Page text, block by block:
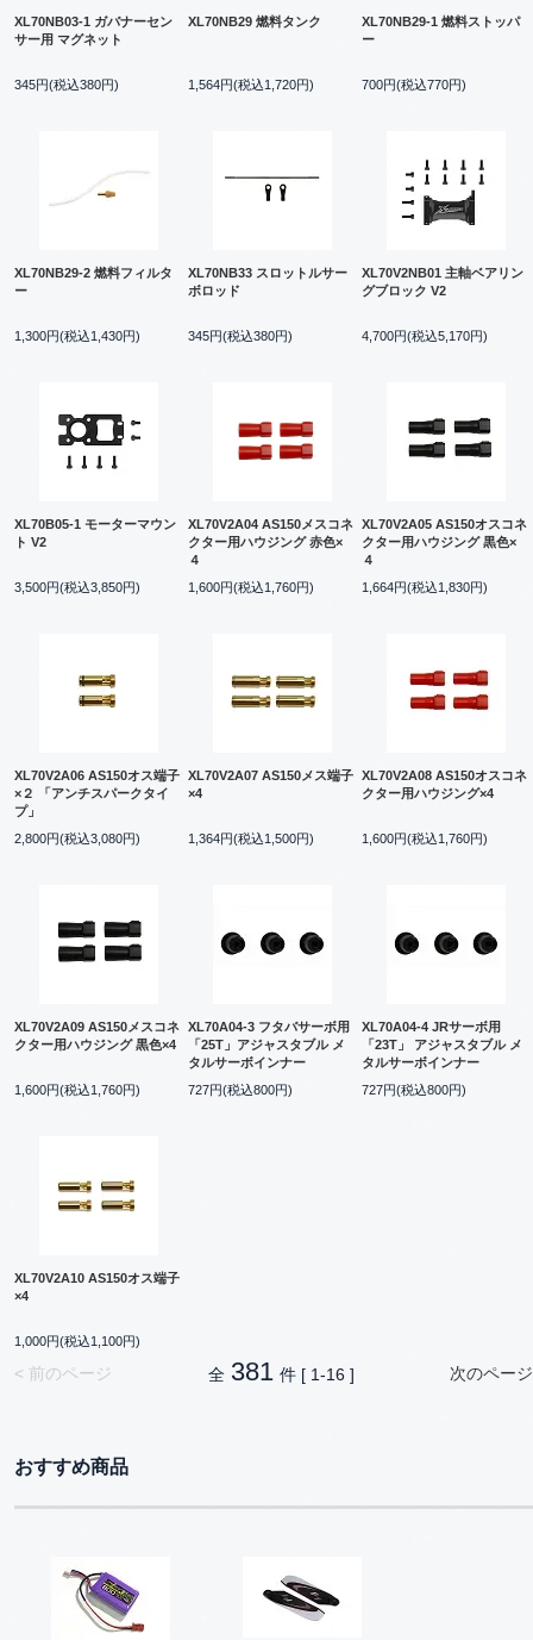
XL70NB03-1 ガバナーセン
サー用 マグネット
345円(税込380円)
XL70NB29 燃料タンク
1,564円(税込1,720円)
XL70NB29-1 燃料ストッパ
ー
700円(税込770円)
XL70NB29-2 燃料フィルタ
ー
1,300円(税込1,430円)
XL70NB33 スロットルサー
ボロッド
345円(税込380円)
XL70V2NB01 主軸ベアリン
グブロック V2
4,700円(税込5,170円)
XL70B05-1 モーターマウン
ト V2
3,500円(税込3,850円)
XL70V2A04 AS150メスコネ
クター用ハウジング 赤色×
４
1,600円(税込1,760円)
XL70V2A05 AS150オスコネ
クター用ハウジング 黒色×
４
1,664円(税込1,830円)
XL70V2A06 AS150オス端子
×２ 「アンチスパークタイ
プ」
2,800円(税込3,080円)
XL70V2A07 AS150メス端子
×4
1,364円(税込1,500円)
XL70V2A08 AS150オスコネ
クター用ハウジング×4
1,600円(税込1,760円)
XL70V2A09 AS150メスコネ
クター用ハウジング 黒色×4
1,600円(税込1,760円)
XL70A04-3 フタバサーボ用
「25T」アジャスタブル メ
タルサーボインナー
727円(税込800円)
XL70A04-4 JRサーボ用
「23T」 アジャスタブル メ
タルサーボインナー
727円(税込800円)
XL70V2A10 AS150オス端子
×4
1,000円(税込1,100円)
< 前のページ 次のペー
全 381 件 [ 1-16 ]
おすすめ商品